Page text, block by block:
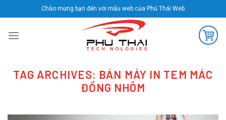
to
content
Chào mừng bạn đến với mẫu web của Phú Thái Web
TAG ARCHIVES: BÁN MÁY IN TEM MÁC
ĐỒNG NHÔM